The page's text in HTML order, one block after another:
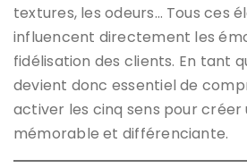
textures, les odeurs… Tous ces
influencent directement les
fidélisation des clients. En tant
devient donc essentiel de
activer les cinq sens pour créer
mémorable et différenciante.